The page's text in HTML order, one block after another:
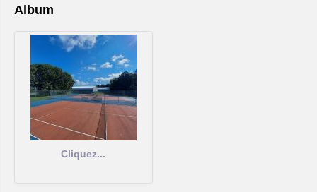
Album
Cliquez...